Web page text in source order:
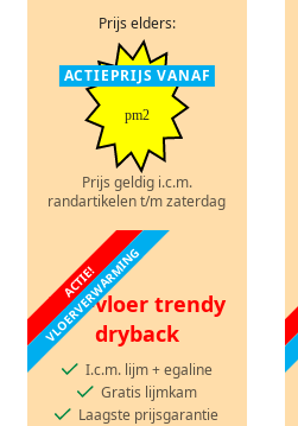
Prijs elders:
ACTIEPRIJS VANAF
pm2
Prijs geldig i.c.m.
randartikelen t/m zaterdag
ACTIE!
VLOERVERWARMING
PVC-vloer trendy
dryback
I.c.m. lijm + egaline
Gratis lijmkam
Laagste prijsgarantie